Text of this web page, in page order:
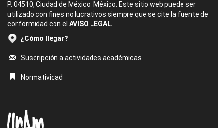
P. 04510, Ciudad de México, México. Este sitio web puede ser
utilizado con fines no lucrativos siempre que se cite la fuente de
conformidad con el AVISO LEGAL.
¿Cómo llegar?
Suscripción a actividades académicas
Normatividad